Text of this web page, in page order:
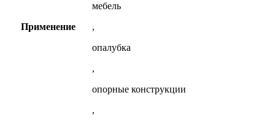
Применение
мебель
,
опалубка
,
опорные конструкции
,